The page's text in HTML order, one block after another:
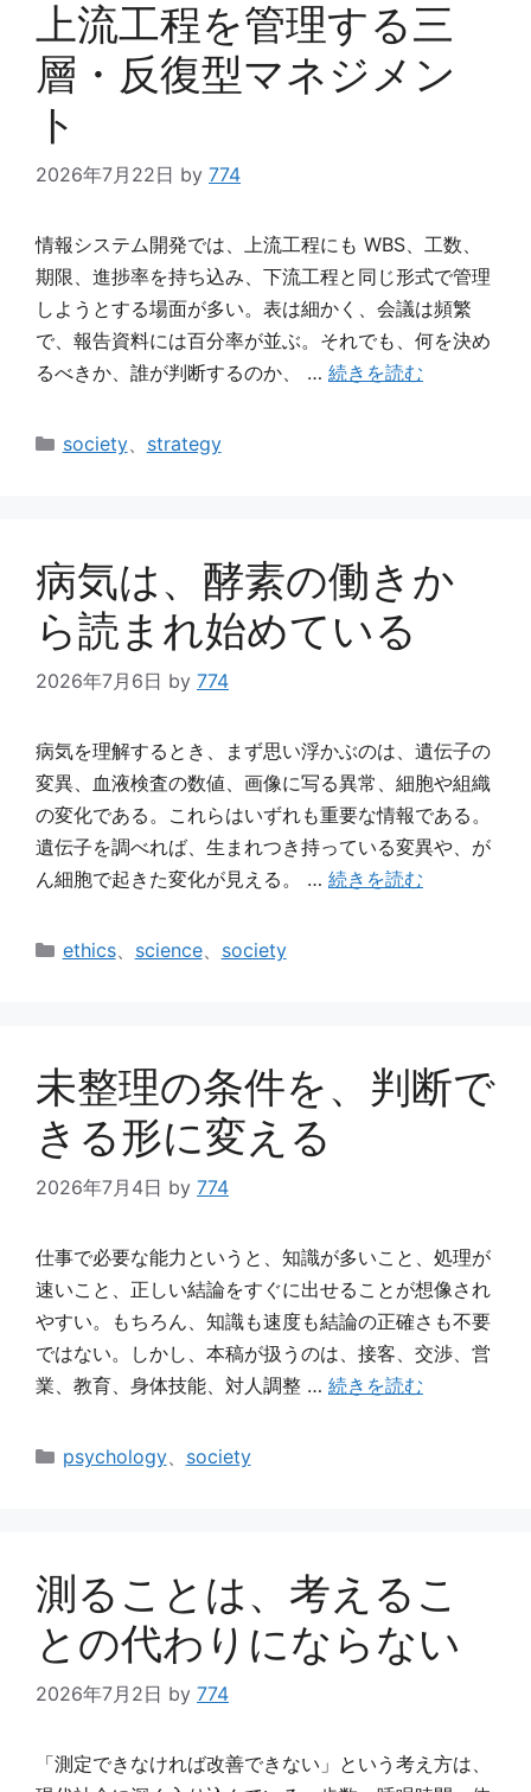
上流工程を管理する三
層・反復型マネジメン
ト
2026年7月22日 by 774
情報システム開発では、上流工程にも WBS、工数、
期限、進捗率を持ち込み、下流工程と同じ形式で管理
しようとする場面が多い。表は細かく、会議は頻繁
で、報告資料には百分率が並ぶ。それでも、何を決め
るべきか、誰が判断するのか、 … 続きを読む
カ
society、 strategy
病気は、酵素の働きか
ら読まれ始めている
2026年7月6日 by 774
病気を理解するとき、まず思い浮かぶのは、遺伝子の
変異、血液検査の数値、画像に写る異常、細胞や組織
の変化である。これらはいずれも重要な情報である。
遺伝子を調べれば、生まれつき持っている変異や、が
ん細胞で起きた変化が見える。 … 続きを読む
カ
ethics、 science、 society
未整理の条件を、判断で
きる形に変える
2026年7月4日 by 774
仕事で必要な能力というと、知識が多いこと、処理が
速いこと、正しい結論をすぐに出せることが想像され
やすい。もちろん、知識も速度も結論の正確さも不要
ではない。しかし、本稿が扱うのは、接客、交渉、営
業、教育、身体技能、対人調整 … 続きを読む
カ
psychology、 society
測ることは、考えるこ
との代わりにならない
2026年7月2日 by 774
「測定できなければ改善できない」という考え方は、